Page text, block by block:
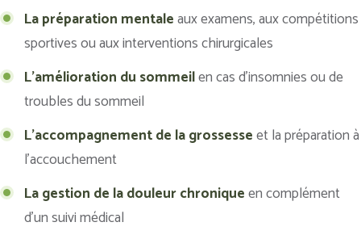
La préparation mentaleaux examens, aux compétitions
sportives ou aux interventions chirurgicales
L’amélioration du sommeilen cas d’insomnies ou de
troubles du sommeil
L’accompagnement de la grossesseet la préparation à
l’accouchement
La gestion de la douleur chroniqueen complément
d’un suivi médical